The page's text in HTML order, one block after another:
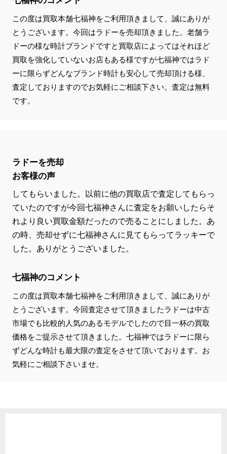
この度は買取本舗七福神をご利用頂きまして、誠にありが
とうございます。今回はラドーを売却頂きました。老舗ラ
ドーの様な時計ブランドですと買取店によってはそれほど
買取を強化していないお店もある様ですが七福神ではラド
ーに限らずどんなブランド時計も安心して売却頂ける様、
査定しておりますのでお気軽にご相談下さい。査定は無料
です。
ラドーを売却
お客様の声
してもらいました。以前に他の買取店で査定してもらっ
ていたのですが今回七福神さんに査定をお願いしたらそ
れより良い買取金額だったので売ることにしました。あ
の時、売却せずに七福神さんに見てもらってラッキーで
した。ありがとうございました。
七福神のコメント
この度は買取本舗七福神をご利用頂きまして、誠にありが
とうございます。今回査定させて頂きましたラドーは中古
市場でも比較的人気のあるモデルでしたので目一杯の買取
価格をご提示させて頂きました。七福神ではラドーに限ら
ずどんな時計も最大限の査定をさせて頂いております。お
気軽にご相談下さいませ。